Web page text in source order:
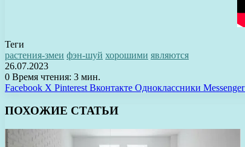
Теги
растения-змеи фэн-шуй хорошими являются
26.07.2023
0 Время чтения: 3 мин.
Facebook X Pinterest Вконтакте Одноклассники Messenger
ПОХОЖИЕ СТАТЬИ